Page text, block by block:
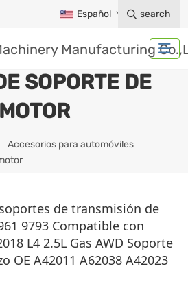
Español search
SOPORTE DE
MOTOR
Accesorios para automóviles
de transmisión de
9793 Compatible con
L4 2.5L Gas AWD Soporte
OE A42011 A62038 A42023